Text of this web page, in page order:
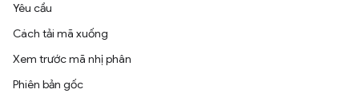
Yêu cầu
Cách tải mã xuống
Xem trước mã nhị phân
Phiên bản gốc